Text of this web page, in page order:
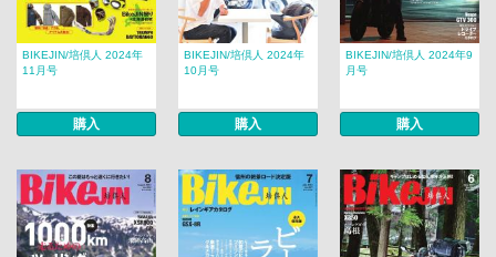
BIKEJIN/培倶人 2024年
11月号
購入
BIKEJIN/培倶人 2024年
10月号
購入
BIKEJIN/培倶人 2024年9
月号
購入